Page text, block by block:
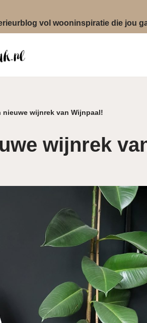
vol wooninspiratie die jou
nieuwe wijnrek van Wijnpaal!
wijnrek